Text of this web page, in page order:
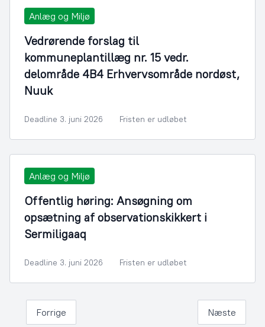
Anlæg og Miljø
Vedrørende forslag til
kommuneplantillæg nr. 15 vedr.
delområde 4B4 Erhvervsområde nordøst,
Nuuk
Deadline 3. juni 2026 Fristen er udløbet
Anlæg og Miljø
Offentlig høring: Ansøgning om
opsætning af observationskikkert i
Sermiligaaq
Deadline 3. juni 2026 Fristen er udløbet
Forrige Næste